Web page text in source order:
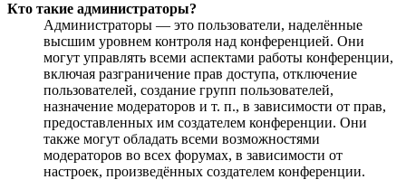
Кто такие администраторы?
Администраторы — это пользователи, наделённые
высшим уровнем контроля над конференцией. Они
могут управлять всеми аспектами работы конференции,
включая разграничение прав доступа, отключение
пользователей, создание групп пользователей,
назначение модераторов и т. п., в зависимости от прав,
предоставленных им создателем конференции. Они
также могут обладать всеми возможностями
модераторов во всех форумах, в зависимости от
настроек, произведённых создателем конференции.